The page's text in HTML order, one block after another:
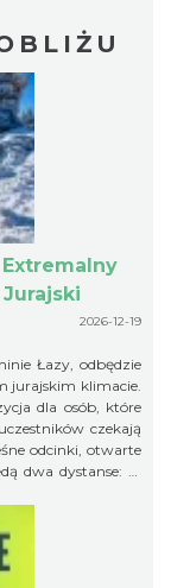
2026-12-19
Łazy, odbędzie
jurajskim klimacie.
dla osób, które
czekają
odcinki, otwarte
dwa dystanse: 21
dystans jest
nordic
ale zachowają